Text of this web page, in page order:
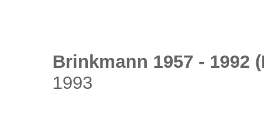
Brinkmann 1957 - 1992
1993